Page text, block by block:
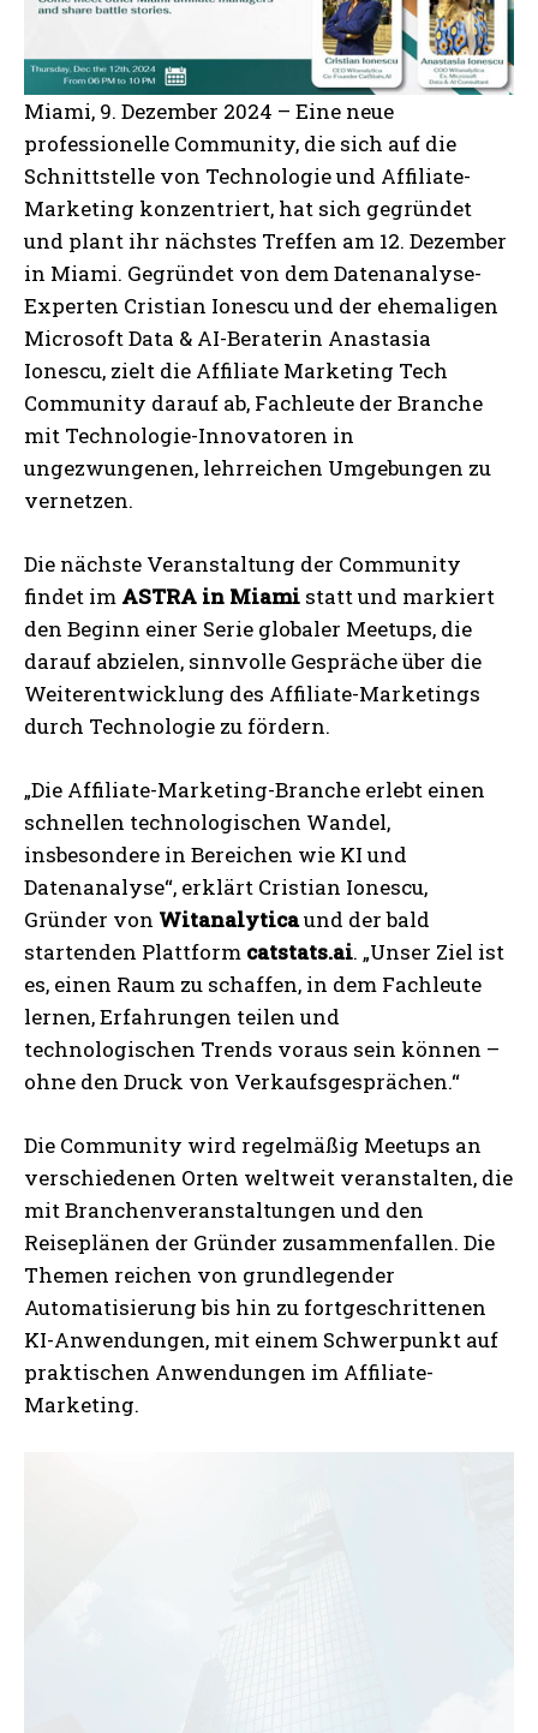
Miami, 9. Dezember 2024 – Eine neue
professionelle Community, die sich auf die
Schnittstelle von Technologie und Affiliate-
Marketing konzentriert, hat sich gegründet
und plant ihr nächstes Treffen am 12. Dezember
in Miami. Gegründet von dem Datenanalyse-
Experten Cristian Ionescu und der ehemaligen
Microsoft Data & AI-Beraterin Anastasia
Ionescu, zielt die Affiliate Marketing Tech
Community darauf ab, Fachleute der Branche
mit Technologie-Innovatoren in
ungezwungenen, lehrreichen Umgebungen zu
vernetzen.
Die nächste Veranstaltung der Community
findet im ASTRA in Miami statt und markiert
den Beginn einer Serie globaler Meetups, die
darauf abzielen, sinnvolle Gespräche über die
Weiterentwicklung des Affiliate-Marketings
durch Technologie zu fördern.
„Die Affiliate-Marketing-Branche erlebt einen
schnellen technologischen Wandel,
insbesondere in Bereichen wie KI und
Datenanalyse“, erklärt Cristian Ionescu,
Gründer von Witanalyticaund der bald
startenden Plattform catstats.ai. „Unser Ziel ist
es, einen Raum zu schaffen, in dem Fachleute
lernen, Erfahrungen teilen und
technologischen Trends voraus sein können –
ohne den Druck von Verkaufsgesprächen.“
Die Community wird regelmäßig Meetups an
verschiedenen Orten weltweit veranstalten, die
mit Branchenveranstaltungen und den
Reiseplänen der Gründer zusammenfallen. Die
Themen reichen von grundlegender
Automatisierung bis hin zu fortgeschrittenen
KI-Anwendungen, mit einem Schwerpunkt auf
praktischen Anwendungen im Affiliate-
Marketing.